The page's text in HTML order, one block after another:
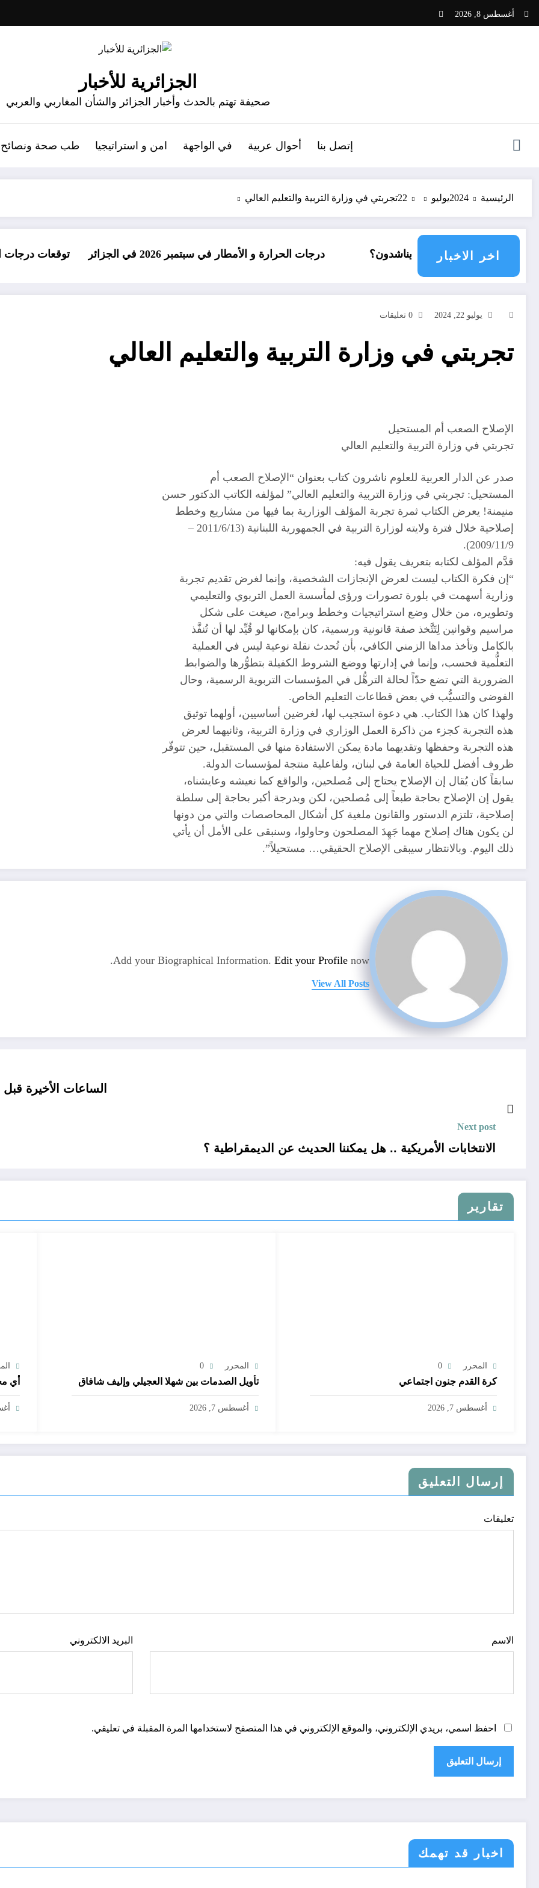
التجاوز
أغسطس 8, 2026
الجزائرية للأخبار
صحيفة تهتم بالحدث وأخبار الجزائر والشأن المغاربي والعربي
إتصل بنا أحوال عربية في الواجهة امن و استراتيجيا طب صحة ونصائح
الرئيسية 2024يوليو 22تجربتي في وزارة التربية والتعليم العالي
اخر الاخبار
أي مجتمع دولي يناشدون؟ درجات الحرارة و الأمطار في سبتمبر 2026 في الجزائر توقعات درجات الحرارة في خريف 2026 في الجزائر
يوليو 22, 2024 0 تعليقات
تجربتي في وزارة التربية والتعليم العالي
الإصلاح الصعب أم المستحيل
تجربتي في وزارة التربية والتعليم العالي
صدر عن الدار العربية للعلوم ناشرون كتاب بعنوان “الإصلاح الصعب أم
المستحيل: تجربتي في وزارة التربية والتعليم العالي” لمؤلفه الكاتب الدكتور حسن
منيمنة! يعرض الكتاب ثمرة تجربة المؤلف الوزارية بما فيها من مشاريع وخطط
إصلاحية خلال فترة ولايته لوزارة التربية في الجمهورية اللبنانية (2011/6/13 –
2009/11/9).
قدَّم المؤلف لكتابه بتعريف يقول فيه:
“إن فكرة الكتاب ليست لعرض الإنجازات الشخصية، وإنما لغرض تقديم تجربة
وزارية أسهمت في بلورة تصورات ورؤى لمأسسة العمل التربوي والتعليمي
وتطويره، من خلال وضع استراتيجيات وخطط وبرامج، صيغت على شكل
مراسيم وقوانين لِتَتَّخذ صفة قانونية ورسمية، كان بإمكانها لو قُيِّد لها أن تُنفَّذ
بالكامل وتأخذ مداها الزمني الكافي، بأن تُحدث نقلة نوعية ليس في العملية
التعلُّمية فحسب، وإنما في إدارتها ووضع الشروط الكفيلة بتطوُّرها والضوابط
الضرورية التي تضع حدّاً لحالة الترهُّل في المؤسسات التربوية الرسمية، وحال
الفوضى والتسيُّب في بعض قطاعات التعليم الخاص.
ولهذا كان هذا الكتاب. هي دعوة استجيب لها، لغرضين أساسيين، أولهما توثيق
هذه التجربة كجزء من ذاكرة العمل الوزاري في وزارة التربية، وثانيهما لعرض
هذه التجربة وحفظها وتقديهما مادة يمكن الاستفادة منها في المستقبل، حين تتوفّر
ظروف أفضل للحياة العامة في لبنان، ولفاعلية منتجة لمؤسسات الدولة.
سابقاً كان يُقال إن الإصلاح يحتاج إلى مُصلحين، والواقع كما نعيشه وعايشناه،
يقول إن الإصلاح بحاجة طبعاً إلى مُصلحين، لكن وبدرجة أكبر بحاجة إلى سلطة
إصلاحية، تلتزم الدستور والقانون ملغية كل أشكال المحاصصات والتي من دونها
لن يكون هناك إصلاح مهما جَهِدَ المصلحون وحاولوا، وسنبقى على الأمل أن يأتي
ذلك اليوم. وبالانتظار سيبقى الإصلاح الحقيقي… مستحيلاً”.
Add your Biographical Information. Edit your Profile now.
View All Posts
الساعات الأخيرة
Next post
الانتخابات الأمريكية .. هل يمكننا الحديث عن الديمقراطية ؟
تقارير
المحرر 0
كرة القدم جنون اجتماعي
أغسطس 7, 2026
المحرر 0
تأويل الصدمات بين شهلا العجيلي وإليف شافاق
أغسطس 7, 2026
أي
إرسال التعليق
تعليقات
الاسم البريد الالكتروني
احفظ اسمي، بريدي الإلكتروني، والموقع الإلكتروني في هذا المتصفح لاستخدامها المرة المقبلة في تعليقي.
اخبار قد تهمك